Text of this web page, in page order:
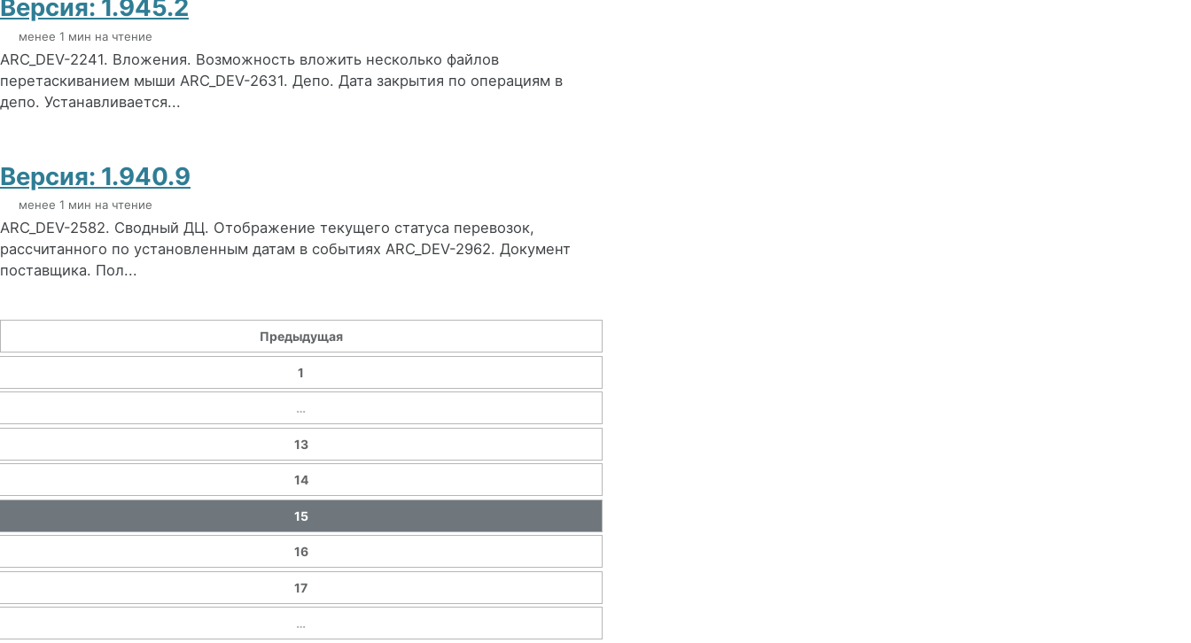
Версия: 1.945.2
менее 1 мин на чтение
ARC_DEV-2241. Вложения. Возможность вложить несколько файлов
перетаскиванием мыши ARC_DEV-2631. Депо. Дата закрытия по операциям в
депо. Устанавливается...
Версия: 1.940.9
менее 1 мин на чтение
ARC_DEV-2582. Сводный ДЦ. Отображение текущего статуса перевозок,
рассчитанного по установленным датам в событиях ARC_DEV-2962. Документ
поставщика. Пол...
Предыдущая
1
…
13
14
15
16
17
…